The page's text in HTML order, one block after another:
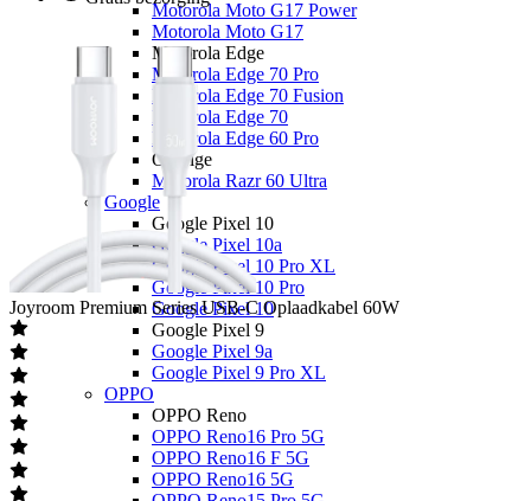
Motorola Moto G17 Power
Motorola Moto G17
Motorola Edge
Motorola Edge 70 Pro
Motorola Edge 70 Fusion
Motorola Edge 70
Motorola Edge 60 Pro
Overige
Motorola Razr 60 Ultra
Google
Google Pixel 10
Google Pixel 10a
Google Pixel 10 Pro XL
Google Pixel 10 Pro
Google Pixel 10
Google Pixel 9
Google Pixel 9a
Google Pixel 9 Pro XL
OPPO
OPPO Reno
OPPO Reno16 Pro 5G
OPPO Reno16 F 5G
OPPO Reno16 5G
Joyroom Premium Series USB-C Oplaadkabel 60W